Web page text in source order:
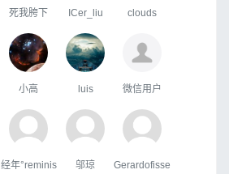
死我胯下 ICer_liu clouds
小高 luis 微信用户
经年°reminis 邬琼 Gerardofisse